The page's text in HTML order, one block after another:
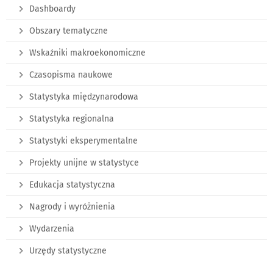
Dashboardy
Obszary tematyczne
Wskaźniki makroekonomiczne
Czasopisma naukowe
Statystyka międzynarodowa
Statystyka regionalna
Statystyki eksperymentalne
Projekty unijne w statystyce
Edukacja statystyczna
Nagrody i wyróżnienia
Wydarzenia
Urzędy statystyczne